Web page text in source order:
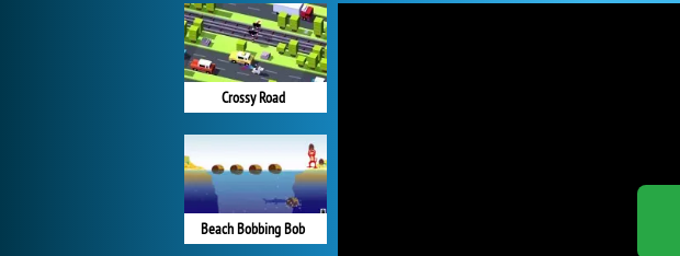
Crossy Road
Beach Bobbing Bob